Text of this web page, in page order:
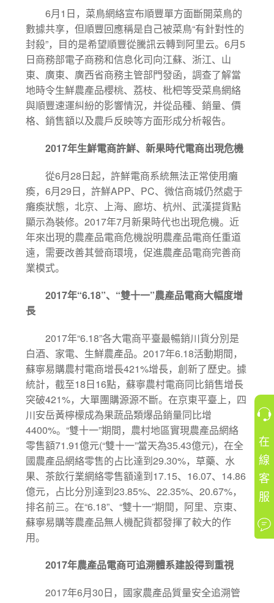
6月 1 日，菜鳥網絡宣布順豐單方面斷開菜鳥的
數據共享，但順豐回應稱是自己被菜鳥“有針對性的
封殺”，目的是希望順豐從騰訊云轉到阿里云。6月5
日商務部電子商務和信息化司向江蘇、浙江、山
東、廣東、廣西省商務主管部門發函，調查了解當
地時令生鮮農產品櫻桃、荔枝、枇杷等受菜鳥網絡
與順豐速運糾紛的影響情況，并從品種、銷量、價
格、銷售額以及農戶反映等方面形成分析報告。
2017年生鮮電商許鮮、新果時代電商出現危機
從6月28 日起，許鮮電商系統無法正常使用癱
瘓，6月29 日，許鮮APP、 PC、微信商城仍然處于
癱瘓狀態，北京、上海、廊坊、杭州、武漢提貨點
顯示為裝修。2017年7月新果時代也出現危機。近
年來出現的農產品電商危機說明農產品電商任重道
遠，需要改善其營商環境，促進農產品電商完善商
業模式。
2017年“6.18”、 “雙十一”農產品電商大幅度增
長
2017年“6.18”各大電商平臺最暢銷川貨分別是
白酒、家電、生鮮農產品。2017年6.18活動期間，
蘇寧易購農村電商增長421%增長，創新了歷史。據
統計，截至18 日 16點，蘇寧農村電商同比銷售增長
突破421%，大單團購源源不斷。在京東平臺上，四
川安岳黃檸檬成為果蔬品類爆品銷量同比增
4400%。“雙十一”期間，農村地區實現農產品網絡
零售額71.91億元(“雙十一”當天為35.43億元) ，在全
國農產品網絡零售的占比達到29.30%，草藥、水
果、茶飲行業網絡零售額達到 17.15、 16.07、 14.86
億元，占比分別達到23.85%、22.35%、20.67%，
排名前三。在“6.18”、“雙十一”期間，阿里、京東、
蘇寧易購等農產品無人機配貨都發揮了較大的作
用。
2017年農產品電商可追溯體系建設得到重視
2017年6月30 日，國家農產品質量安全追溯管
在
線
客
服